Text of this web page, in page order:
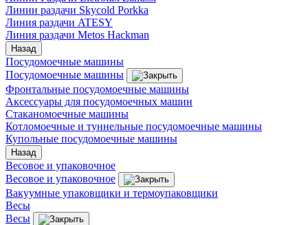
Линии раздачи Skycold Porkka
Линия раздачи ATESY
Линия раздачи Metos Hackman
Назад
Посудомоечные машины
Посудомоечные машины
Фронтальные посудомоечные машины
Аксессуары для посудомоечных машин
Стаканомоечные машины
Котломоечные и туннельные посудомоечные машины
Купольные посудомоечные машины
Назад
Весовое и упаковочное
Весовое и упаковочное
Вакуумные упаковщики и термоупаковщики
Весы
Весы